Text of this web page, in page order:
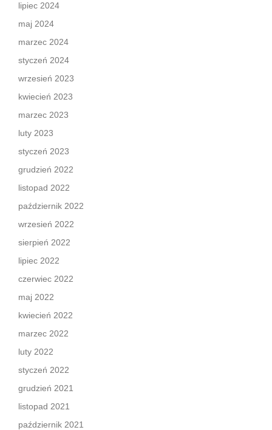
lipiec 2024
maj 2024
marzec 2024
styczeń 2024
wrzesień 2023
kwiecień 2023
marzec 2023
luty 2023
styczeń 2023
grudzień 2022
listopad 2022
październik 2022
wrzesień 2022
sierpień 2022
lipiec 2022
czerwiec 2022
maj 2022
kwiecień 2022
marzec 2022
luty 2022
styczeń 2022
grudzień 2021
listopad 2021
październik 2021